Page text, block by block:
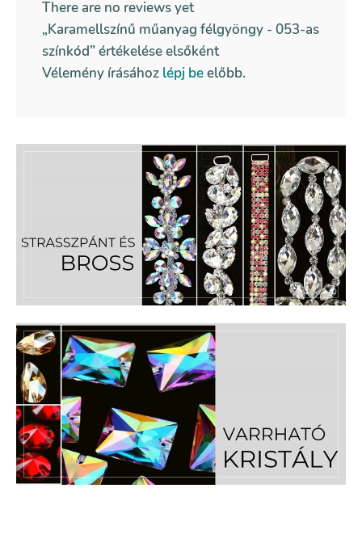
There are no reviews yet
„Karamellszínű műanyag félgyöngy - 053-as
színkód” értékelése elsőként
Vélemény írásához lépj beelőbb.